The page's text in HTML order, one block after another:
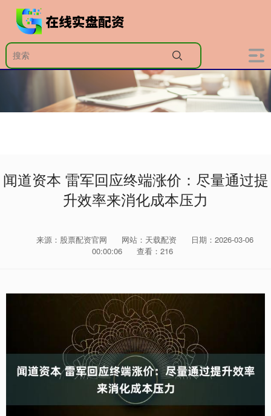
闻道资本 雷军回应终端涨价：尽量通过提
升效率来消化成本压力
来源：股票配资官网 网站：天载配资
日期：2026-03-06
00:00:06
查看：216